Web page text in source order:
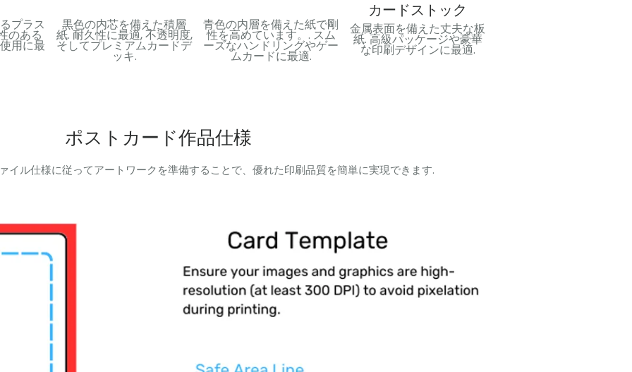
プラス
のある
用に最
黒色の内芯を備えた積層
紙. 耐久性に最適, 不透明度,
そしてプレミアムカードデ
ッキ.
青色の内層を備えた紙で剛
性を高めています。. スム
ーズなハンドリングやゲー
ムカードに最適.
カードストック
金属表面を備えた丈夫な板
紙. 高級パッケージや豪華
な印刷デザインに最適.
ポストカード作品仕様
イル仕様に従ってアートワークを準備することで、優れた印刷品質を簡単に実現できます.